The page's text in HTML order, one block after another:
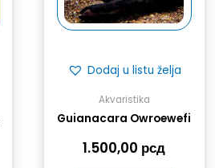
Dodaj u listu želja
Akvaristika
Guianacara Owroewefi
1.500,00 рсд